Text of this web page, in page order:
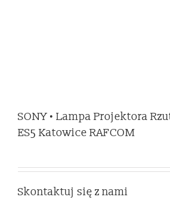
SONY • Lampa Projektora
ES5 Katowice RAFCOM
Skontaktuj się z nami